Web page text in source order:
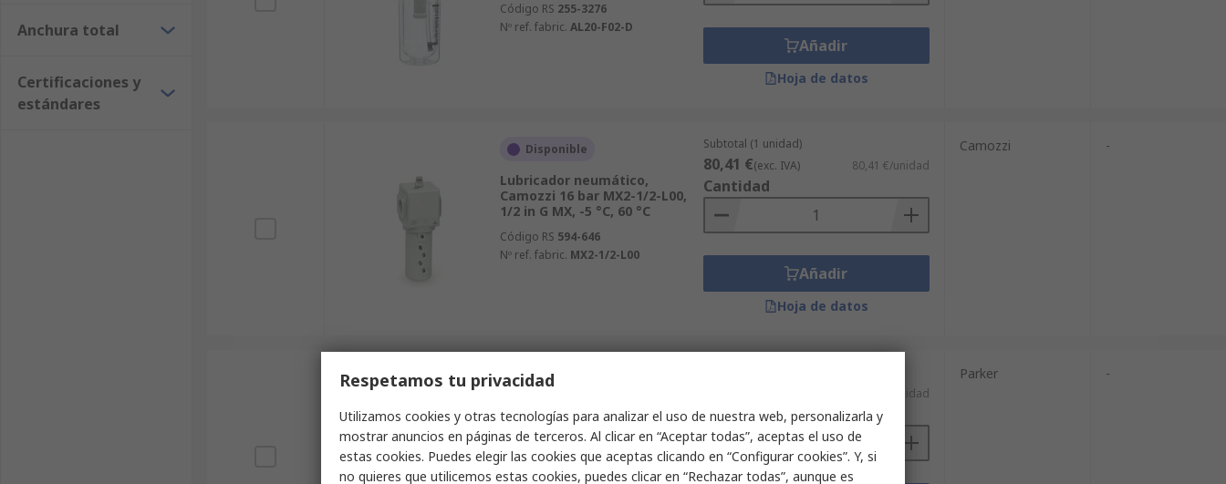
Anchura total
Certificaciones y
estándares
Código RS 255-3276
Nº ref. fabric. AL20-F02-D
Añadir
Hoja de datos
Disponible
Lubricador neumático,
Camozzi 16 bar MX2-1/2-L00,
1/2 in G MX, -5 °C, 60 °C
Código RS 594-646
Nº ref. fabric. MX2-1/2-L00
Subtotal (1 unidad)
80,41 €(exc. IVA) 80,41 €/unidad
Cantidad
Añadir
Hoja de datos
Camozzi -
Disponible
Lubricador de aire neumático,
Parker 17 bar P31LB12LMNN,
1/4 in P31, -10 °C, 65.5 °C
Código RS867-5706
61,40 €/unidad
Cantidad
Parker -
Respetamos tu privacidad
Utilizamos cookies y otras tecnologías para analizar el uso de nuestra web, personalizarla y
mostrar anuncios en páginas de terceros. Al clicar en “Aceptar todas”, aceptas el uso de
estas cookies. Puedes elegir las cookies que aceptas clicando en “Configurar cookies”. Y, si
no quieres que utilicemos estas cookies, puedes clicar en “Rechazar todas”, aunque es